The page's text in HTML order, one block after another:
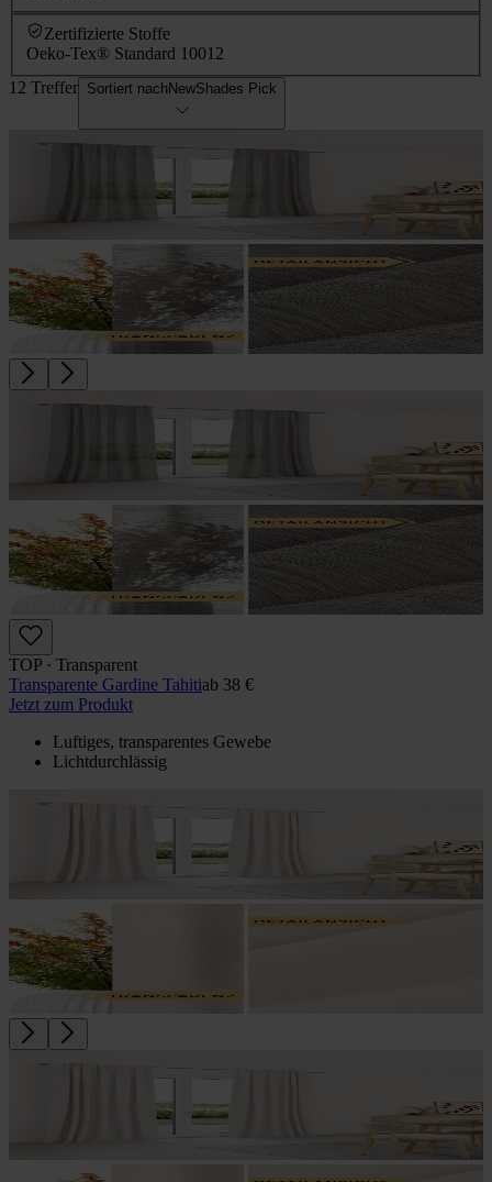
Zertifizierte Stoffe
Oeko-Tex® Standard 10012
12 Treffer Sortiert nachNewShades Pick
TOP · Transparent
Transparente Gardine Tahitiab 38 €
Jetzt zum Produkt
Luftiges, transparentes Gewebe
Lichtdurchlässig